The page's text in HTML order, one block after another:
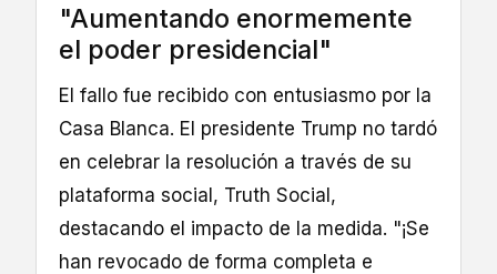
"Aumentando enormemente
el poder presidencial"
El fallo fue recibido con entusiasmo por la
Casa Blanca. El presidente Trump no tardó
en celebrar la resolución a través de su
plataforma social, Truth Social,
destacando el impacto de la medida. "¡Se
han revocado de forma completa e